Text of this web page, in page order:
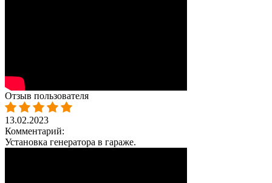
Отзыв пользователя
13.02.2023
Комментарий:
Установка генератора в гараже.